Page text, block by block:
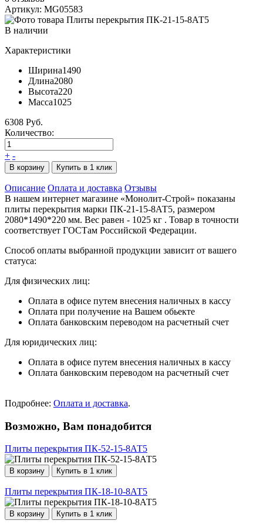
Артикул: MG05583
В наличии
Характеристики
Ширина1490
Длина2080
Высота220
Масса1025
6308 Руб.
Количество:
+ -
В корзину Купить в 1 клик
Описание Оплата и доставка Отзывы
В нашем интернет магазине «Монолит-Строй» показаны
плиты перекрытия марки ПК-21-15-8АТ5, размером
2080*1490*220 мм. Вес равен - 1025 кг . Товар в точности
соответствует ГОСТам Российской Федерации.
Способ оплаты выбранной продукции зависит от вашего
статуса:
Для физических лиц:
Оплата в офисе путем внесения наличных в кассу
Оплата при получение на Вашем обьекте
Оплата банковским переводом на расчетный счет
Для юридических лиц:
Оплата в офисе путем внесения наличных в кассу
Оплата банковским переводом на расчетный счет
Подробнее: Оплата и доставка.
Возможно, Вам понадобится
Плиты перекрытия ПК-52-15-8АТ5
В корзину Купить в 1 клик
Плиты перекрытия ПК-18-10-8АТ5
В корзину Купить в 1 клик